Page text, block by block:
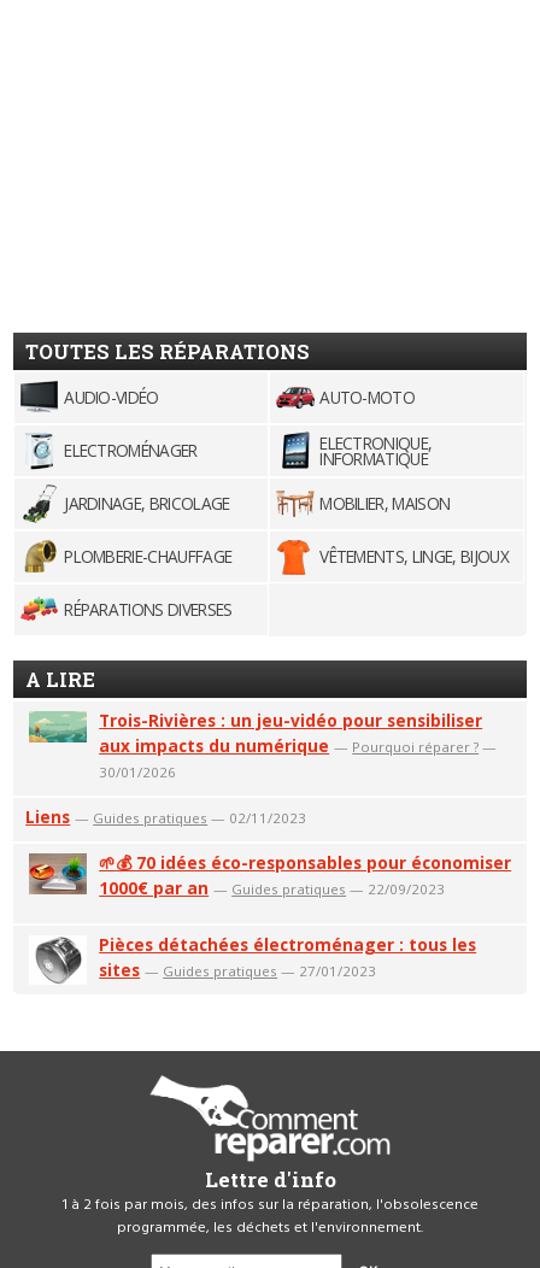
TOUTES LES RÉPARATIONS
AUDIO-VIDÉO AUTO-MOTO
ELECTROMÉNAGER ELECTRONIQUE,
INFORMATIQUE
JARDINAGE, BRICOLAGE
MOBILIER, MAISON
PLOMBERIE-CHAUFFAGE VÊTEMENTS, LINGE, BIJOUX
RÉPARATIONS DIVERSES
A LIRE
Trois-Rivières : un jeu-vidéo pour sensibiliser
aux impacts du numérique — Pourquoi réparer ? —
30/01/2026
Liens — Guides pratiques — 02/11/2023
🌱💰 70 idées éco-responsables pour économiser
1000€ par an — Guides pratiques — 22/09/2023
Pièces détachées électroménager : tous les
sites — Guides pratiques — 27/01/2023
Lettre d'info
1 à 2 fois par mois, des infos sur la réparation, l'obsolescence
programmée, les déchets et l'environnement.